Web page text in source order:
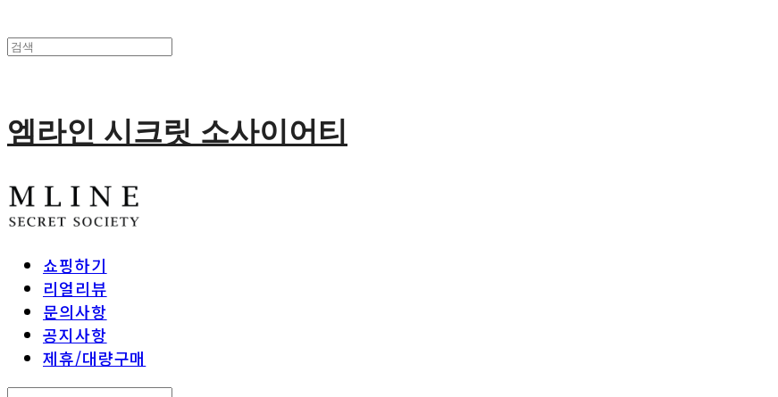
엠라인 시크릿 소사이어티
쇼핑하기
리얼리뷰
문의사항
공지사항
제휴/대량구매